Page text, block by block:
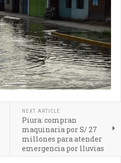
NEXT ARTICLE
Piura: compran
maquinaria por S/ 27
millones para atender
emergencia por lluvias